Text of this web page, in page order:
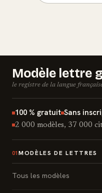
Modèle lettre
le registre de la langue
100 % gratuit Sans
2 000 modèles, 37 000
01 MODÈLES DE LETTRES
Tous les modèles